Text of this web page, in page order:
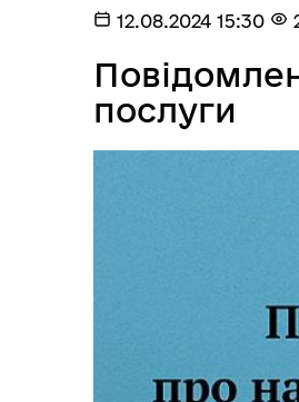
12.08.2024 15:30
послуги